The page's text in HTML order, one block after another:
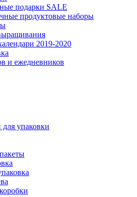
подарки SALE
продуктовые наборы
2019-2020
и ежедневников
упаковки